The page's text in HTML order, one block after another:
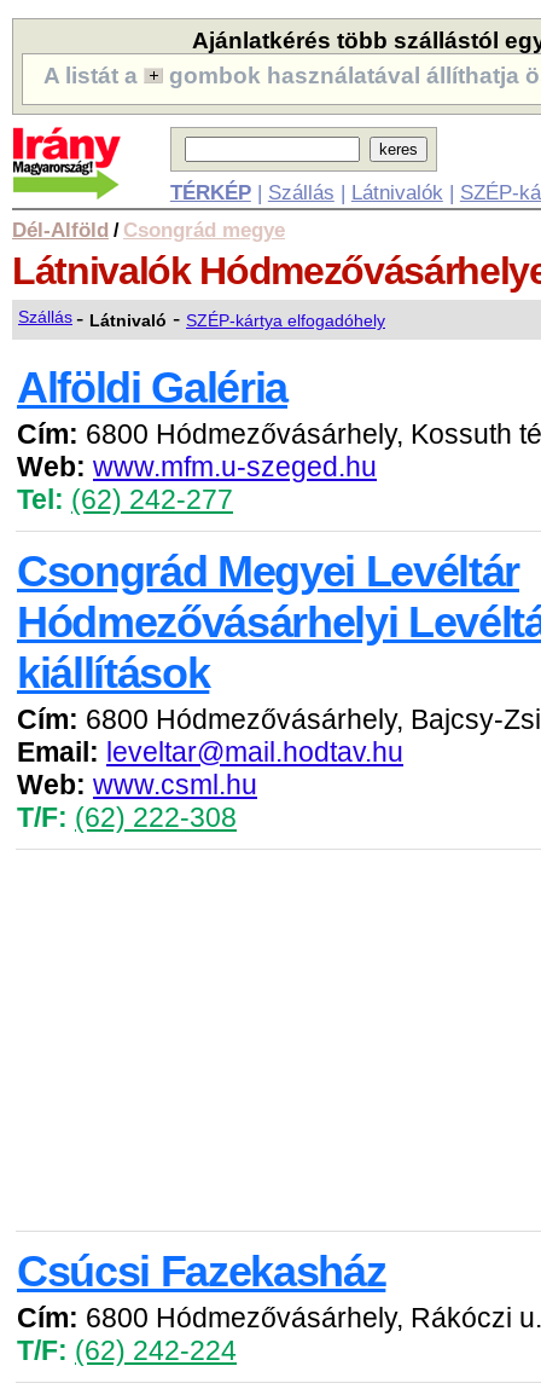
Ajánlatkérés több szállástól
A listát a
gombok használatával állíthatja
TÉRKÉP| Szállás | Látnivalók | SZÉP-
Dél-Alföld / Csongrád megye
Látnivalók
Szállás- Látnivaló - SZÉP-kártya elfogadóhely
Alföldi Galéria
Cím: 6800 Hódmezővásárhely, Kossuth
Web: www.mfm.u-szeged.hu
Tel: (62) 242-277
Csongrád Megyei Levéltár
Hódmezővásárhelyi
kiállítások
Cím: 6800 Hódmezővásárhely, Bajcsy-
Email: leveltar@mail.hodtav.hu
Web: www.csml.hu
T/F: (62) 222-308
Csúcsi Fazekasház
Cím: 6800 Hódmezővásárhely, Rákóczi
T/F: (62) 242-224